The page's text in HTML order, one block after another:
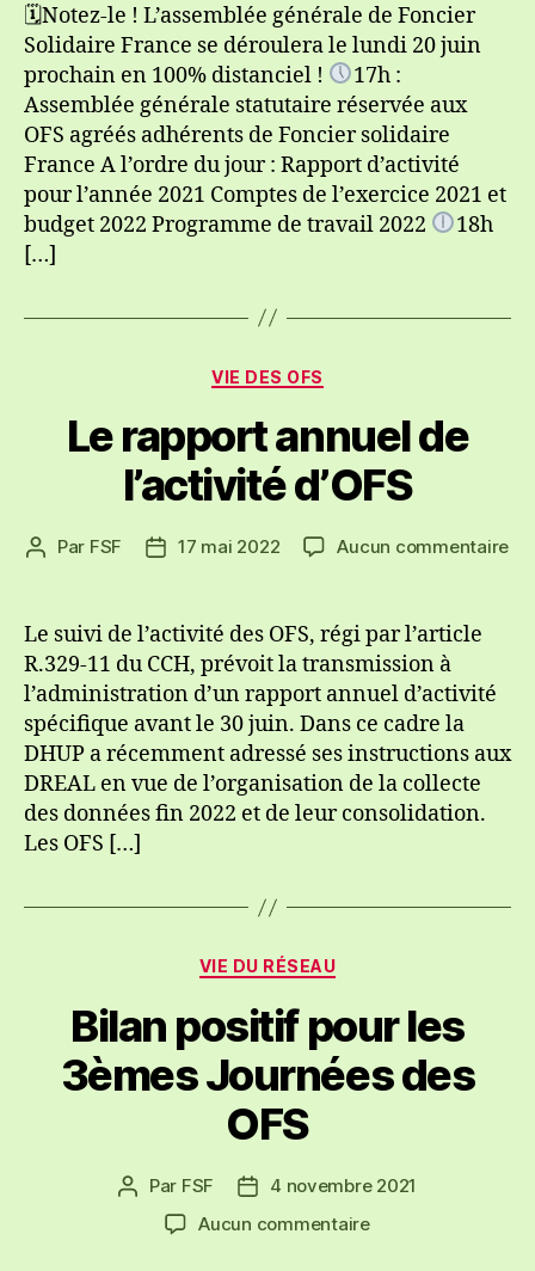
🗓Notez-le ! L’assemblée générale de Foncier
Solidaire France se déroulera le lundi 20 juin
prochain en 100% distanciel !
17h :
Assemblée générale statutaire réservée aux
OFS agréés adhérents de Foncier solidaire
France A l’ordre du jour : Rapport d’activité
pour l’année 2021 Comptes de l’exercice 2021 et
budget 2022 Programme de travail 2022
18h
[…]
Catégories
VIE DES OFS
Le rapport annuel de
l’activité d’OFS
Auteur
Par FSF
Date17 mai 2022 Aucun commentairesur
Le suivi de l’activité des OFS, régi par l’article
R.329-11 du CCH, prévoit la transmission à
l’administration d’un rapport annuel d’activité
spécifique avant le 30 juin. Dans ce cadre la
DHUP a récemment adressé ses instructions aux
DREAL en vue de l’organisation de la collecte
des données fin 2022 et de leur consolidation.
Les OFS […]
Catégories
VIE DU RÉSEAU
Bilan positif pour les
3èmes Journées des
OFS
Auteur
l’article
Par FSF
Date4 novembre 2021
Aucun commentairesur